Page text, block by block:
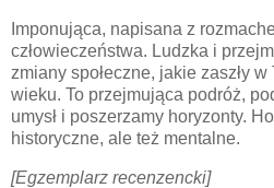
Imponująca, napisana z
człowieczeństwa. Ludzka i
zmiany społeczne, jakie zaszły
wieku. To przejmująca podróż,
umysł i poszerzamy horyzonty.
historyczne, ale też mentalne.
[Egzemplarz recenzencki]